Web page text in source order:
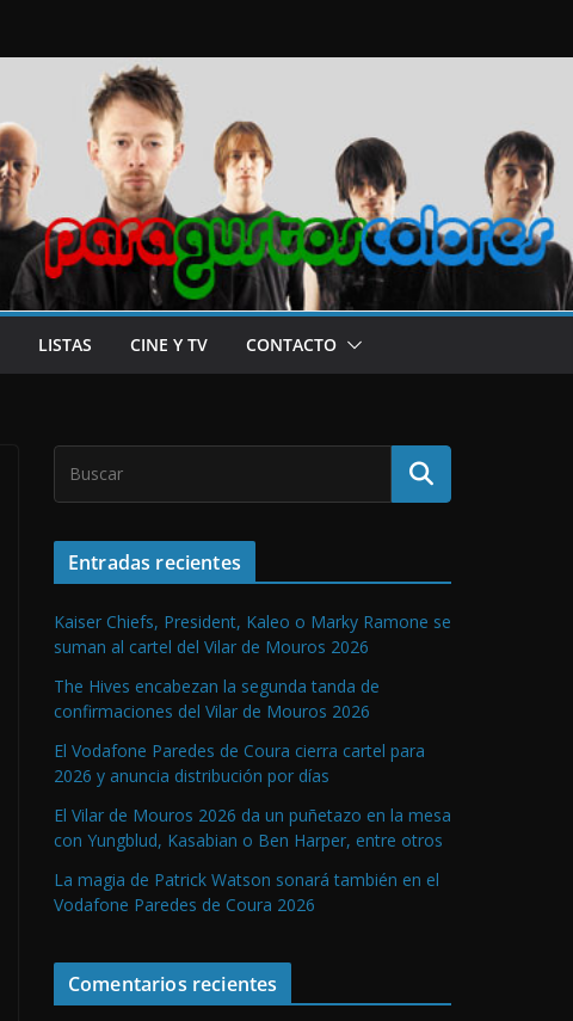
LISTAS CINE Y TV CONTACTO
Entradas recientes
Kaiser Chiefs, President, Kaleo o Marky Ramone se
suman al cartel del Vilar de Mouros 2026
The Hives encabezan la segunda tanda de
confirmaciones del Vilar de Mouros 2026
El Vodafone Paredes de Coura cierra cartel para
2026 y anuncia distribución por días
El Vilar de Mouros 2026 da un puñetazo en la mesa
con Yungblud, Kasabian o Ben Harper, entre otros
La magia de Patrick Watson sonará también en el
Vodafone Paredes de Coura 2026
Comentarios recientes